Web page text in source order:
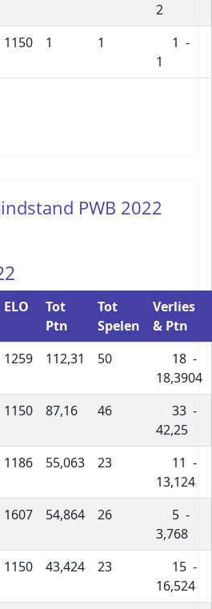
2
1150 1 1
1 -
1
PWB 2022
ELO
Tot
Ptn
Tot
Spelen
Verlies
& Ptn
1259 112,31 50
18 -
18,3904
1150 87,16 46
33 -
42,25
1186 55,063 23
11 -
13,124
1607 54,864 26
5 -
3,768
1150 43,424 23
15 -
16,524